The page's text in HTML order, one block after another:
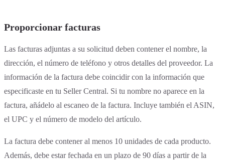
Proporcionar facturas
Las facturas adjuntas a su solicitud deben contener el nombre, la
dirección, el número de teléfono y otros detalles del proveedor. La
información de la factura debe coincidir con la información que
especificaste en tu Seller Central. Si tu nombre no aparece en la
factura, añádelo al escaneo de la factura. Incluye también el ASIN,
el UPC y el número de modelo del artículo.
La factura debe contener al menos 10 unidades de cada producto.
Además, debe estar fechada en un plazo de 90 días a partir de la